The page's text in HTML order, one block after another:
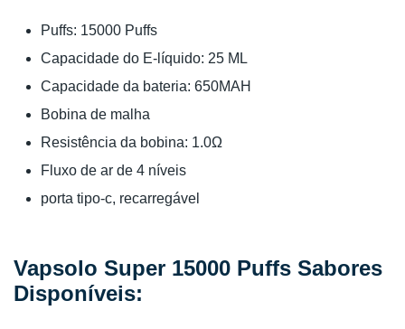
Puffs: 15000 Puffs
Capacidade do E-líquido: 25 ML
Capacidade da bateria: 650MAH
Bobina de malha
Resistência da bobina: 1.0Ω
Fluxo de ar de 4 níveis
porta tipo-c, recarregável
Vapsolo Super 15000 Puffs Sabores
Disponíveis: